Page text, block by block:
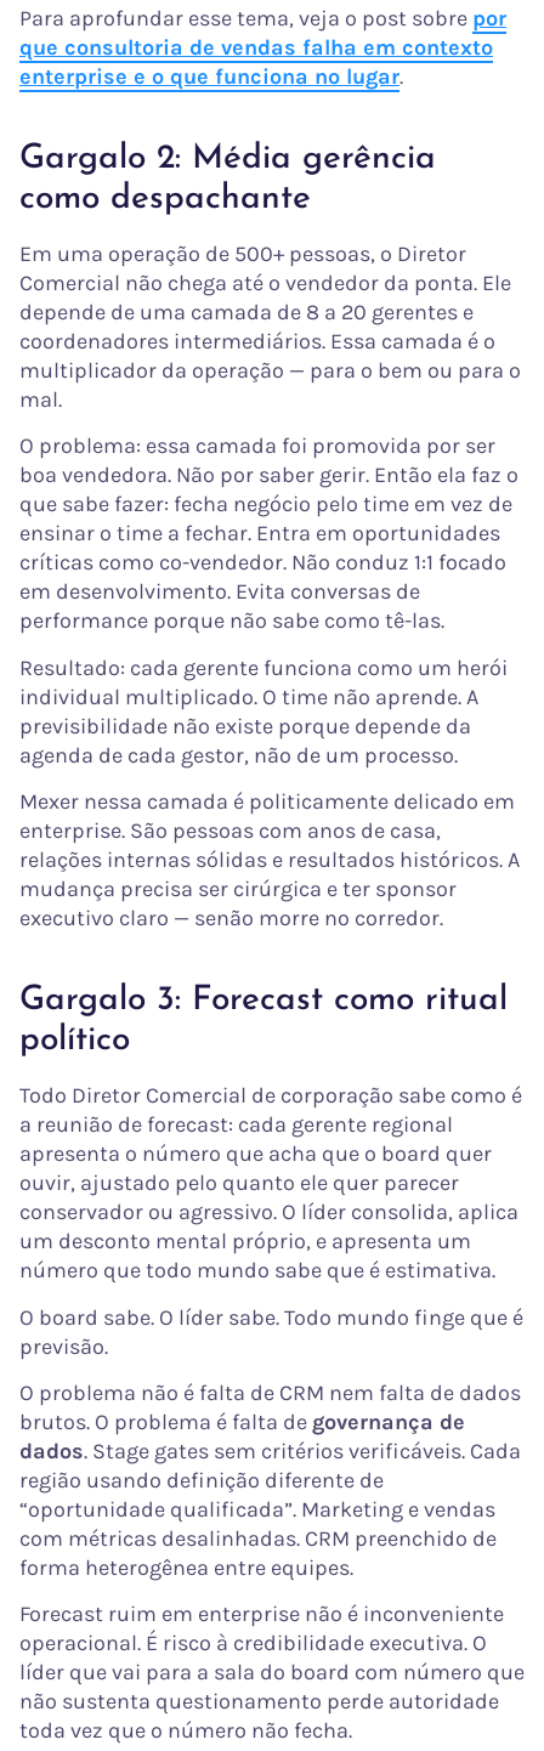
Para aprofundar esse tema, veja o post sobre por
que consultoria de vendas falha em contexto
enterprise e o que funciona no lugar.
Gargalo 2: Média gerência
como despachante
Em uma operação de 500+ pessoas, o Diretor
Comercial não chega até o vendedor da ponta. Ele
depende de uma camada de 8 a 20 gerentes e
coordenadores intermediários. Essa camada é o
multiplicador da operação — para o bem ou para o
mal.
O problema: essa camada foi promovida por ser
boa vendedora. Não por saber gerir. Então ela faz o
que sabe fazer: fecha negócio pelo time em vez de
ensinar o time a fechar. Entra em oportunidades
críticas como co-vendedor. Não conduz 1:1 focado
em desenvolvimento. Evita conversas de
performance porque não sabe como tê-las.
Resultado: cada gerente funciona como um herói
individual multiplicado. O time não aprende. A
previsibilidade não existe porque depende da
agenda de cada gestor, não de um processo.
Mexer nessa camada é politicamente delicado em
enterprise. São pessoas com anos de casa,
relações internas sólidas e resultados históricos. A
mudança precisa ser cirúrgica e ter sponsor
executivo claro — senão morre no corredor.
Gargalo 3: Forecast como ritual
político
Todo Diretor Comercial de corporação sabe como é
a reunião de forecast: cada gerente regional
apresenta o número que acha que o board quer
ouvir, ajustado pelo quanto ele quer parecer
conservador ou agressivo. O líder consolida, aplica
um desconto mental próprio, e apresenta um
número que todo mundo sabe que é estimativa.
O board sabe. O líder sabe. Todo mundo finge que é
previsão.
O problema não é falta de CRM nem falta de dados
brutos. O problema é falta de governança de
dados. Stage gates sem critérios verificáveis. Cada
região usando definição diferente de
“oportunidade qualificada”. Marketing e vendas
com métricas desalinhadas. CRM preenchido de
forma heterogênea entre equipes.
Forecast ruim em enterprise não é inconveniente
operacional. É risco à credibilidade executiva. O
líder que vai para a sala do board com número que
não sustenta questionamento perde autoridade
toda vez que o número não fecha.